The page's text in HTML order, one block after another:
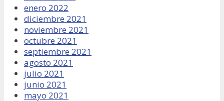
enero 2022
diciembre 2021
noviembre 2021
octubre 2021
septiembre 2021
agosto 2021
julio 2021
junio 2021
mayo 2021